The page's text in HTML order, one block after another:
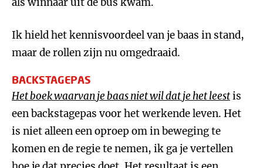
Ik hield het kennisvoordeel van je baas in stand,
maar de rollen zijn nu omgedraaid.
BACKSTAGEPAS
Het boek waarvan je baas niet wil dat je het leestis
een backstagepas voor het werkende leven. Het
is niet alleen een oproep om in beweging te
komen en de regie te nemen, ik ga je vertellen